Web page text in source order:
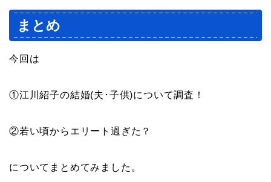
まとめ
今回は
①江川紹子の結婚(夫･子供)について調査！
②若い頃からエリート過ぎた？
についてまとめてみました。